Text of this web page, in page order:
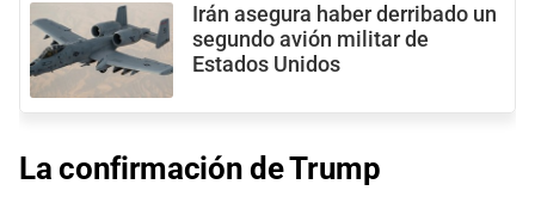
Irán asegura haber derribado un
segundo avión militar de
Estados Unidos
La confirmación de Trump